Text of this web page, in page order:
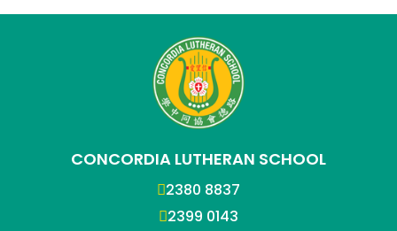
CONCORDIA LUTHERAN SCHOOL
2380 8837
2399 0143